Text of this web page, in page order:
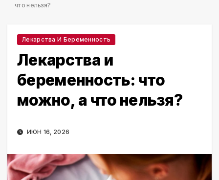
что нельзя?
Лекарства И Беременность
Лекарства и
беременность: что
можно, а что нельзя?
ИЮН 16, 2026